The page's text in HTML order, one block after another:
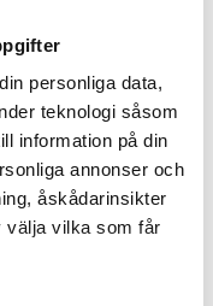
personliga data,
teknologi såsom
information på din
annonser och
åskådarinsikter
välja vilka som får
Jonas 21